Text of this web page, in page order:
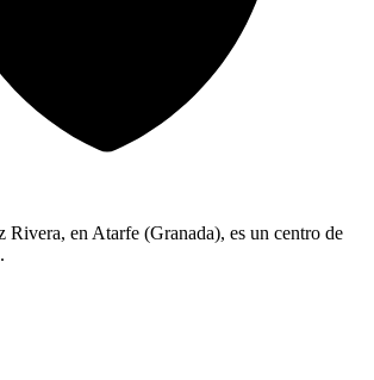
en Atarfe (Granada), es un centro de